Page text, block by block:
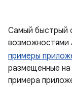
Самый быстрый
возможностями
примеры
размещенные
примера